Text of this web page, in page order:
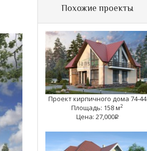
Похожие проекты
Проект кирпичного дома 74-44
Площадь: 158 м2
Цена: 27,000q